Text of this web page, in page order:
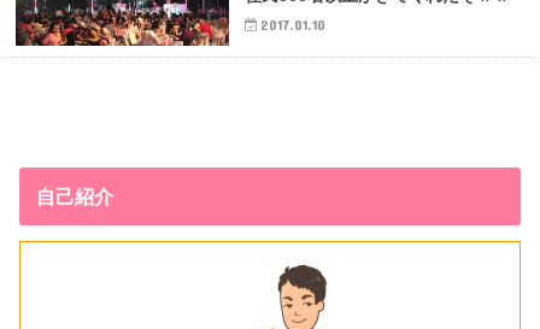
2017.01.10
自己紹介